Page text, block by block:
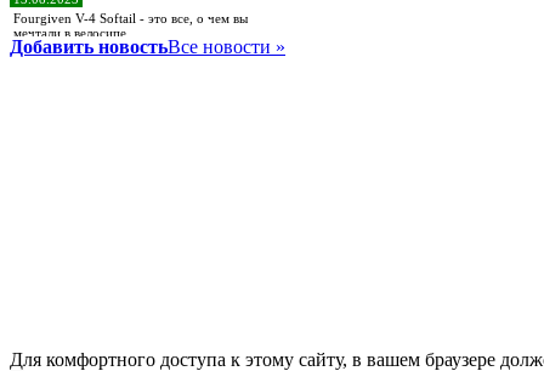
Fourgiven V-4 Softail - это все, о чем вы
мечтали в велосипе
Добавить новостьВсе новости »
Для комфортного доступа к этому сайту, в вашем браузере